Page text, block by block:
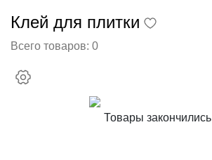
Клей для плитки
Всего товаров: 0
Товары закончились